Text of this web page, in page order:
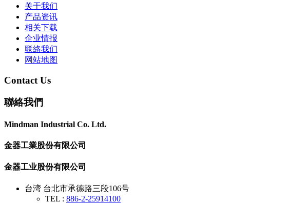
关于我们
产品资讯
相关下载
企业情报
联絡我们
网站地图
Contact Us
聯絡我們
Mindman Industrial Co. Ltd.
金器工業股份有限公司
金器工业股份有限公司
台湾 台北市承德路三段106号
TEL : 886-2-25914100